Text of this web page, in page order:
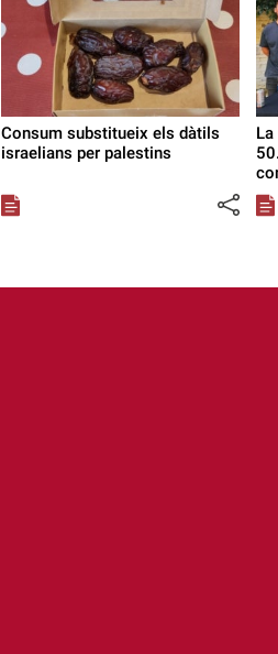
Consum substitueix els dàtils
israelians per palestins